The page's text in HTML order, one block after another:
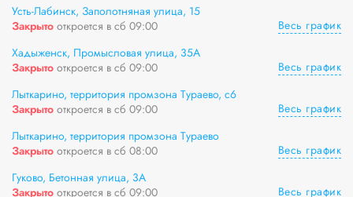
Усть-Лабинск, Заполотняная улица, 15
Закрыто откроется в сб 09:00
Весь график
Хадыженск, Промысловая улица, 35А
Закрыто откроется в сб 09:00
Весь график
Лыткарино, территория промзона Тураево, с6
Закрыто откроется в сб 09:00
Весь график
Лыткарино, территория промзона Тураево
Закрыто откроется в сб 08:00
Весь график
Гуково, Бетонная улица, 3А
Закрыто откроется в сб 09:00 Весь график